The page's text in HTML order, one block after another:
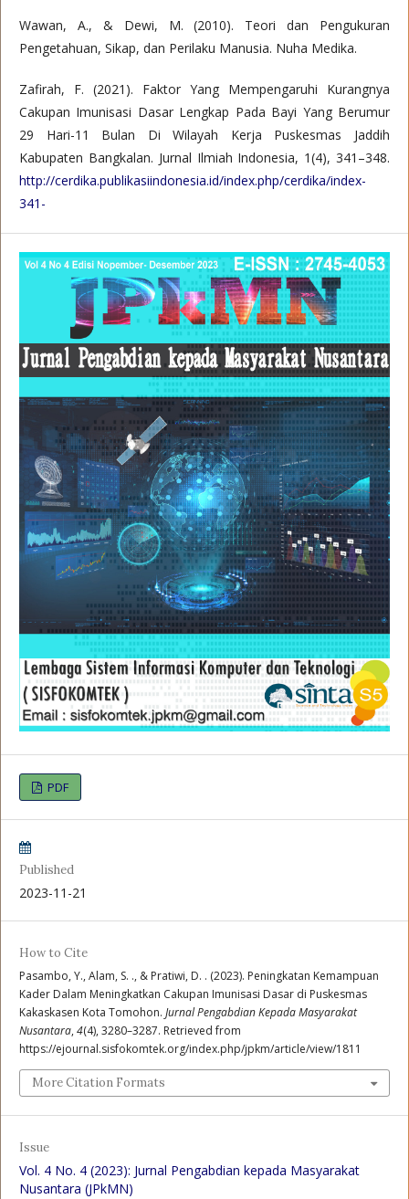
Wawan, A., & Dewi, M. (2010). Teori dan Pengukuran
Pengetahuan, Sikap, dan Perilaku Manusia. Nuha Medika.
Zafirah, F. (2021). Faktor Yang Mempengaruhi Kurangnya
Cakupan Imunisasi Dasar Lengkap Pada Bayi Yang Berumur
29 Hari-11 Bulan Di Wilayah Kerja Puskesmas Jaddih
Kabupaten Bangkalan. Jurnal Ilmiah Indonesia, 1(4), 341–348.
http://cerdika.publikasiindonesia.id/index.php/cerdika/index-
341-
PDF
Published
2023-11-21
How to Cite
Pasambo, Y., Alam, S. ., & Pratiwi, D. . (2023). Peningkatan Kemampuan
Kader Dalam Meningkatkan Cakupan Imunisasi Dasar di Puskesmas
Kakaskasen Kota Tomohon. Jurnal Pengabdian Kepada Masyarakat
Nusantara, 4(4), 3280–3287. Retrieved from
https://ejournal.sisfokomtek.org/index.php/jpkm/article/view/1811
More Citation Formats
Issue
Vol. 4 No. 4 (2023): Jurnal Pengabdian kepada Masyarakat
Nusantara (JPkMN)